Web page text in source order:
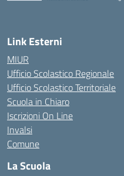
Link Esterni
MIUR
Ufficio Scolastico Regionale
Ufficio Scolastico Territoriale
Scuola in Chiaro
Iscrizioni On Line
Invalsi
Comune
La Scuola